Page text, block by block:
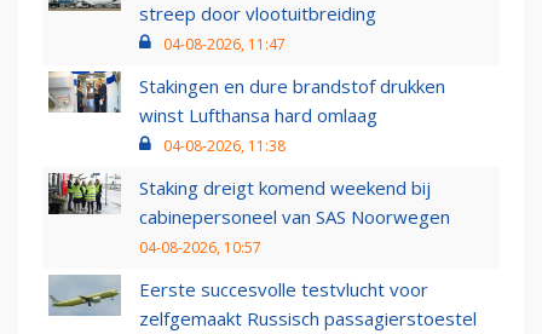
streep door vlootuitbreiding
04-08-2026, 11:47
Stakingen en dure brandstof drukken
winst Lufthansa hard omlaag
04-08-2026, 11:38
Staking dreigt komend weekend bij
cabinepersoneel van SAS Noorwegen
04-08-2026, 10:57
Eerste succesvolle testvlucht voor
zelfgemaakt Russisch passagierstoestel